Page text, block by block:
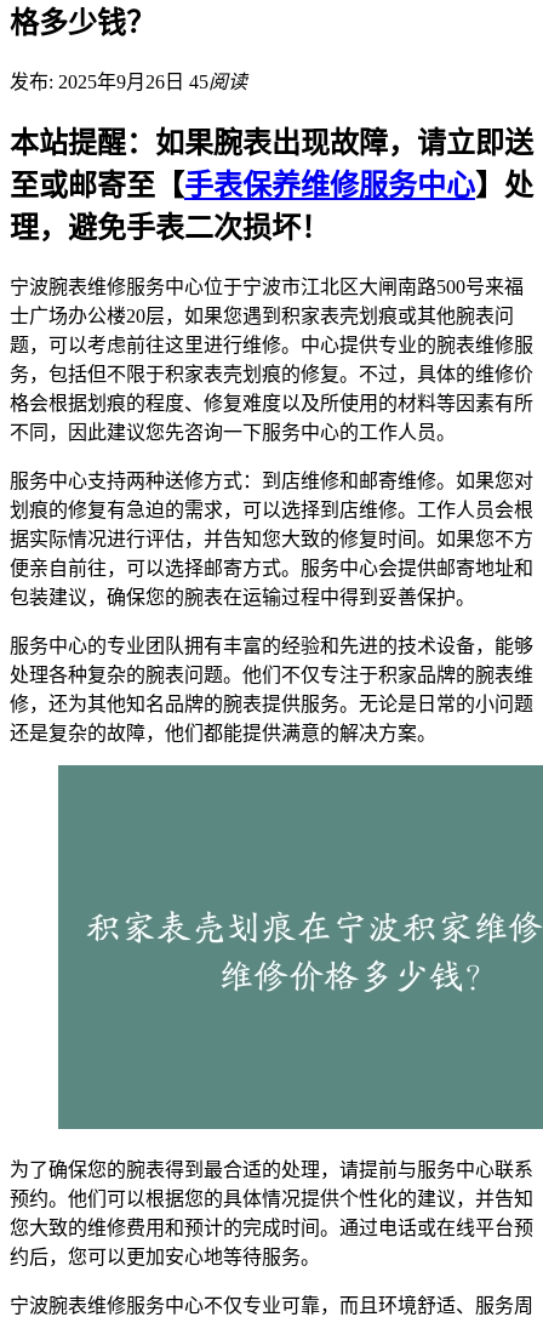
格多少钱？
发布: 2025年9月26日 45阅读
本站提醒：如果腕表出现故障，请立即送
至或邮寄至【手表保养维修服务中心】处
理，避免手表二次损坏！
宁波腕表维修服务中心位于宁波市江北区大闸南路500号来福
士广场办公楼20层，如果您遇到积家表壳划痕或其他腕表问
题，可以考虑前往这里进行维修。中心提供专业的腕表维修服
务，包括但不限于积家表壳划痕的修复。不过，具体的维修价
格会根据划痕的程度、修复难度以及所使用的材料等因素有所
不同，因此建议您先咨询一下服务中心的工作人员。
服务中心支持两种送修方式：到店维修和邮寄维修。如果您对
划痕的修复有急迫的需求，可以选择到店维修。工作人员会根
据实际情况进行评估，并告知您大致的修复时间。如果您不方
便亲自前往，可以选择邮寄方式。服务中心会提供邮寄地址和
包装建议，确保您的腕表在运输过程中得到妥善保护。
服务中心的专业团队拥有丰富的经验和先进的技术设备，能够
处理各种复杂的腕表问题。他们不仅专注于积家品牌的腕表维
修，还为其他知名品牌的腕表提供服务。无论是日常的小问题
还是复杂的故障，他们都能提供满意的解决方案。
为了确保您的腕表得到最合适的处理，请提前与服务中心联系
预约。他们可以根据您的具体情况提供个性化的建议，并告知
您大致的维修费用和预计的完成时间。通过电话或在线平台预
约后，您可以更加安心地等待服务。
宁波腕表维修服务中心不仅专业可靠，而且环境舒适、服务周